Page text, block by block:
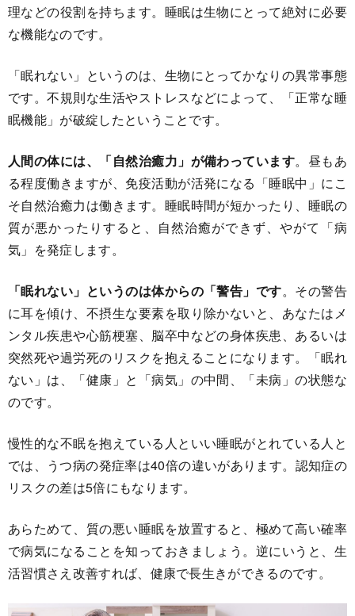
理などの役割を持ちます。睡眠は生物にとって絶対に必要
な機能なのです。
「眠れない」というのは、生物にとってかなりの異常事態
です。不規則な生活やストレスなどによって、「正常な睡
眠機能」が破綻したということです。
人間の体には、「自然治癒力」が備わっています。昼もあ
る程度働きますが、免疫活動が活発になる「睡眠中」にこ
そ自然治癒力は働きます。睡眠時間が短かったり、睡眠の
質が悪かったりすると、自然治癒ができず、やがて「病
気」を発症します。
「眠れない」というのは体からの「警告」です。その警告
に耳を傾け、不摂生な要素を取り除かないと、あなたはメ
ンタル疾患や心筋梗塞、脳卒中などの身体疾患、あるいは
突然死や過労死のリスクを抱えることになります。「眠れ
ない」は、「健康」と「病気」の中間、「未病」の状態な
のです。
慢性的な不眠を抱えている人といい睡眠がとれている人と
では、うつ病の発症率は40倍の違いがあります。認知症の
リスクの差は5倍にもなります。
あらためて、質の悪い睡眠を放置すると、極めて高い確率
で病気になることを知っておきましょう。逆にいうと、生
活習慣さえ改善すれば、健康で長生きができるのです。